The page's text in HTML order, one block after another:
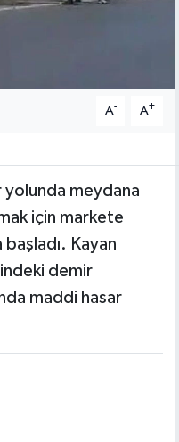
A- A+
yolunda meydana
için markete
Kayan
demir
maddi hasar